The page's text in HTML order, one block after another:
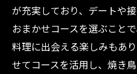
が充実しており、デートや
おまかせコースを選ぶこと
料理に出会える楽しみもあ
せてコースを活用し、焼き